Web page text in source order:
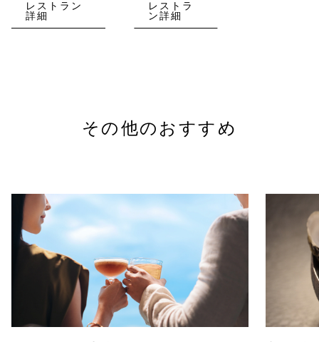
レストラン
詳細
レストラ
ン詳細
その他のおすすめ